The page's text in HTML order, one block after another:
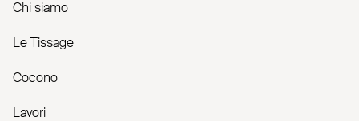
Chi siamo
Le Tissage
Cocono
Lavori